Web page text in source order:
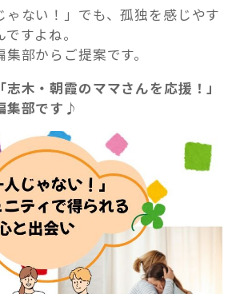
の暮らし 住み替え相談
ゃない！」でも、孤独を感じやす
すよね。
部からご提案です。
志木・朝霞のママさんを応援！」
集部です♪